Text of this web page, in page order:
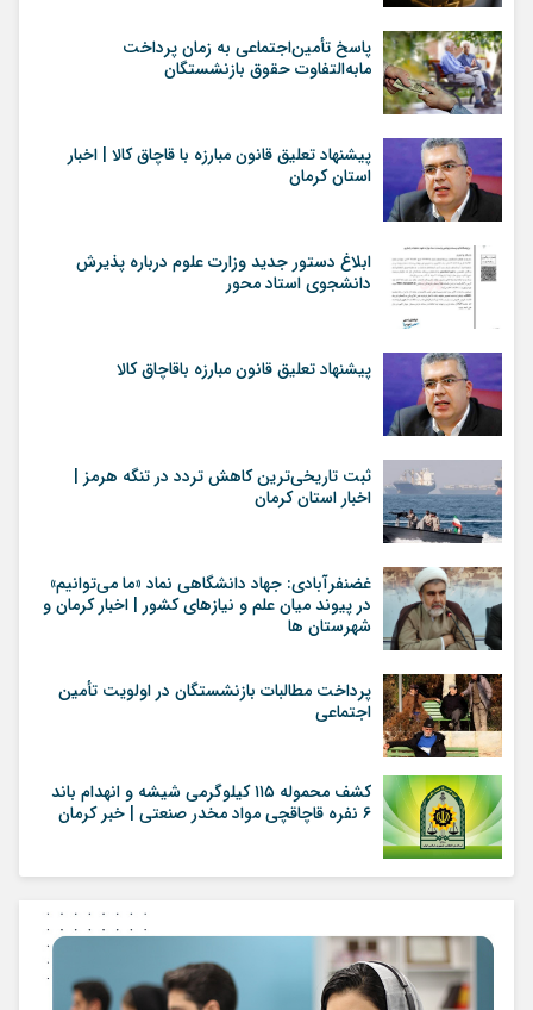
پاسخ تأمین‌اجتماعی به زمان پرداخت
مابه‌التفاوت حقوق بازنشستگان
پیشنهاد تعلیق قانون مبارزه با قاچاق کالا | اخبار
استان کرمان
ابلاغ دستور جدید وزارت علوم درباره پذیرش
دانشجوی استاد محور
پیشنهاد تعلیق قانون مبارزه باقاچاق کالا
ثبت تاریخی‌ترین کاهش تردد در تنگه هرمز |
اخبار استان کرمان
غضنفرآبادی: جهاد دانشگاهی نماد «ما می‌توانیم»
در پیوند میان علم و نیازهای کشور | اخبار کرمان و
شهرستان ها
پرداخت مطالبات بازنشستگان در اولویت تأمین
اجتماعی
کشف محموله ۱۱۵ کیلوگرمی شیشه و انهدام باند
۶ نفره قاچاقچی مواد مخدر صنعتی | خبر کرمان